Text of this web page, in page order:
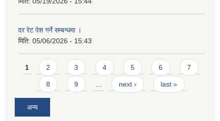
दर रेट पेश गर्ने सम्बन्धमा ।
मिति: 05/06/2026 - 15:43
Pages
1 2 3 4 5 6 7
8 9 … next › last »
अन्य